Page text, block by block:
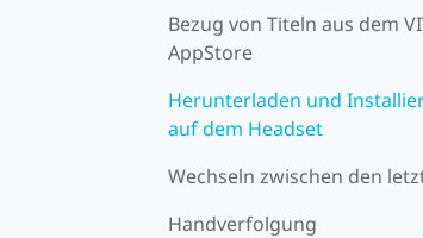
Bezug von Titeln aus dem
AppStore
Herunterladen und
auf dem Headset
Wechseln zwischen den
Handverfolgung